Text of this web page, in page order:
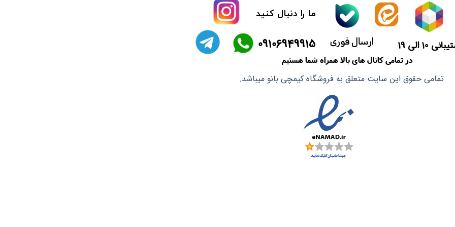
ماسک صورت
آشپزی آسیایی
تمامی حقوق این سایت متعلق به فروشگاه کیمچی بانو میباشد.
ما را دنبال کنید
​09106949915 ارسال فوری 10 الی 19
در تمامی کانال های بالا همراه شما هستیم